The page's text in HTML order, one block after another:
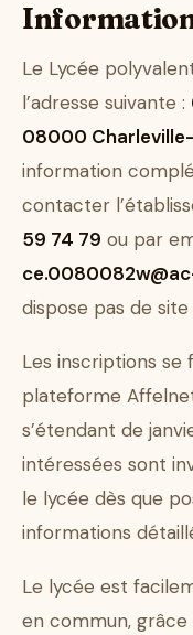
Le Lycée
l’adresse suivante :
08000
information
contacter
59 74 79 ou par
dispose pas de
Les inscriptions
plateforme
s’étendant de
intéressées sont
le lycée dès que
informations
Le lycée est
en commun, grâce